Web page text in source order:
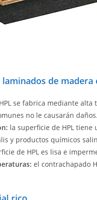
de madera
HPL se fabrica mediante
no le causarán daños.
la superficie de HPL
y productos químicos
de HPL es lisa e
el contrachapado